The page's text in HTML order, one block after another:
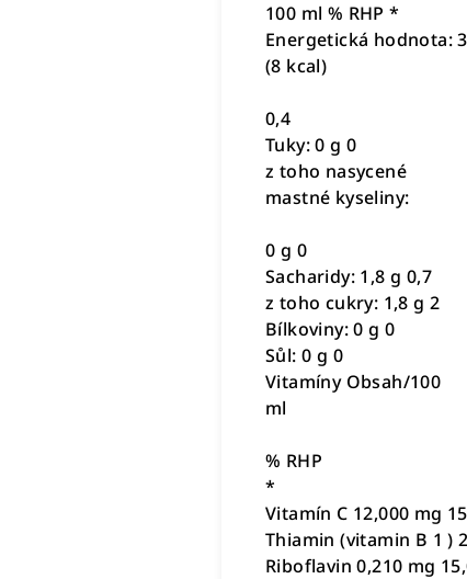
100 ml % RHP *
Energetická hodnota:
(8 kcal)
0,4
Tuky: 0 g 0
z toho nasycené
mastné kyseliny:
0 g 0
Sacharidy: 1,8 g 0,7
z toho cukry: 1,8 g 2
Bílkoviny: 0 g 0
Sůl: 0 g 0
Vitamíny Obsah/100
ml
% RHP
*
Vitamín C 12,000 mg
Thiamin (vitamin B 1 )
Riboflavin 0,210 mg